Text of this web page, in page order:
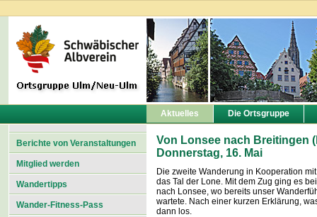
Aktuelles Die Ortsgruppe
Berichte von Veranstaltungen
Mitglied werden
Wandertipps
Wander-Fitness-Pass
Von Lonsee nach Breitingen
Donnerstag, 16. Mai
Die zweite Wanderung in Kooperation
das Tal der Lone. Mit dem Zug ging es
nach Lonsee, wo bereits unser
wartete. Nach einer kurzen Erklärung,
dann los.